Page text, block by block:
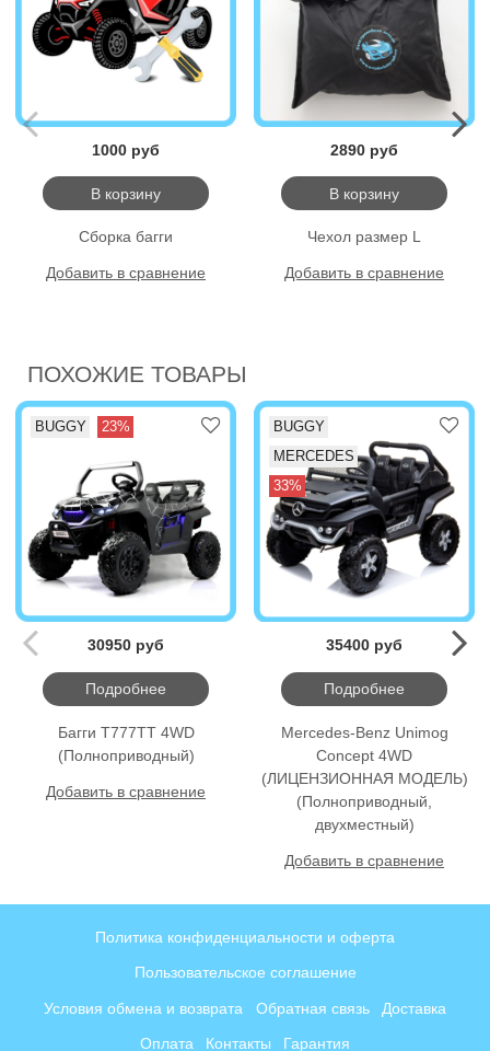
1000 руб
В корзину
Сборка багги
Добавить в сравнение
2890 руб
В корзину
Чехол размер L
Добавить в сравнение
ПОХОЖИЕ ТОВАРЫ
BUGGY 23%
30950 руб
Подробнее
Багги T777TT 4WD
(Полноприводный)
Добавить в сравнение
BUGGY
MERCEDES
33%
35400 руб
Подробнее
Mercedes-Benz Unimog
Concept 4WD
(ЛИЦЕНЗИОННАЯ МОДЕЛЬ)
(Полноприводный,
двухместный)
Добавить в сравнение
Политика конфиденциальности и оферта
Пользовательское соглашение
Условия обмена и возврата Обратная связь Доставка
Оплата Контакты Гарантия